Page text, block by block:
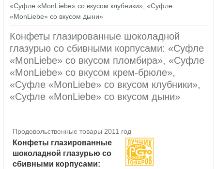
«Суфле «MonLiebe» со вкусом клубники», «Суфле
«MonLiebe» со вкусом дыни»
Конфеты глазированные шоколадной
глазурью со сбивными корпусами: «Суфле
«MonLiebe» со вкусом пломбира», «Суфле
«MonLiebe» со вкусом крем-брюле»,
«Суфле «MonLiebe» со вкусом клубники»,
«Суфле «MonLiebe» со вкусом дыни»
Продовольственные товары 2011 год
Конфеты глазированные
шоколадной глазурью со
сбивными корпусами: